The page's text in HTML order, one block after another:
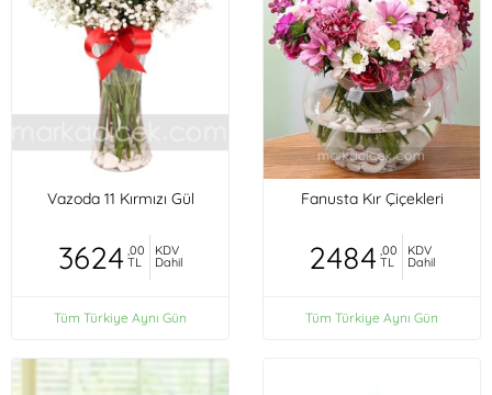
Vazoda 11 Kırmızı Gül
3624 ,00
TL
KDV
Dahil
Tüm Türkiye Aynı Gün
Fanusta Kır Çiçekleri
2484 ,00
TL
KDV
Dahil
Tüm Türkiye Aynı Gün